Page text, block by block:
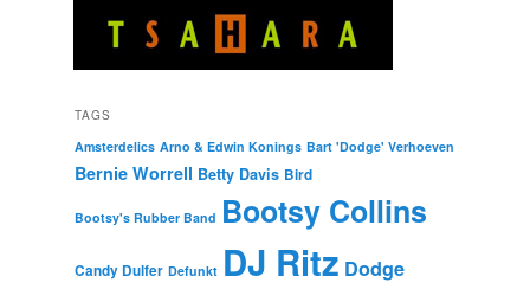
TAGS
Amsterdelics Arno & Edwin Konings Bart 'Dodge' Verhoeven
Bernie Worrell Betty Davis Bird
Bootsy's Rubber Band Bootsy Collins
Candy Dulfer Defunkt DJ Ritz Dodge